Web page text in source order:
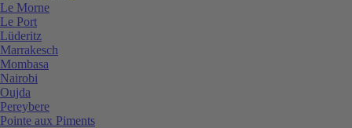
Le Morne
Le Port
Lüderitz
Marrakesch
Mombasa
Nairobi
Oujda
Pereybere
Pointe aux Piments